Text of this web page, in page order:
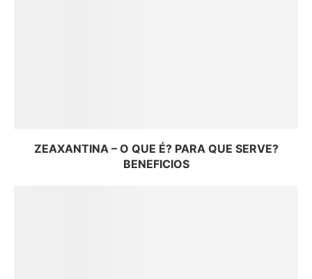
ZEAXANTINA – O QUE É? PARA QUE SERVE?
BENEFICIOS